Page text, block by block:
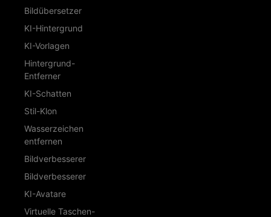
Bildübersetzer
KI-Hintergrund
KI-Vorlagen
Hintergrund-
Entferner
KI-Schatten
Stil-Klon
Wasserzeichen
entfernen
Bildverbesserer
Bildverbesserer
KI-Avatare
Virtuelle Taschen-